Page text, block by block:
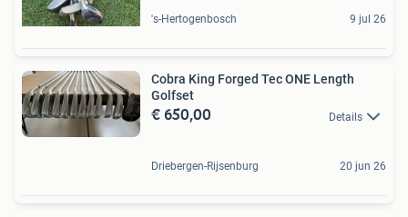
's-Hertogenbosch 9 jul 26
Cobra King Forged Tec ONE Length
Golfset
€ 650,00 Details
Driebergen-Rijsenburg 20 jun 26